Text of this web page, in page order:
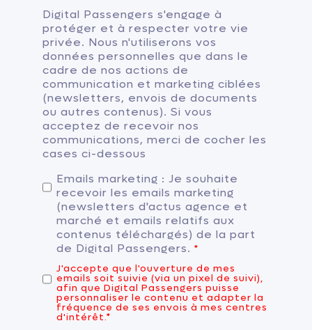
Digital Passengers s'engage à
protéger et à respecter votre vie
privée. Nous n'utiliserons vos
données personnelles que dans le
cadre de nos actions de
communication et marketing ciblées
(newsletters, envois de documents
ou autres contenus). Si vous
acceptez de recevoir nos
communications, merci de cocher les
cases ci-dessous
Emails marketing : Je souhaite
recevoir les emails marketing
(newsletters d'actus agence et
marché et emails relatifs aux
contenus téléchargés) de la part
de Digital Passengers. *
J'accepte que l'ouverture de mes
emails soit suivie (via un pixel de suivi),
afin que Digital Passengers puisse
personnaliser le contenu et adapter la
fréquence de ses envois à mes centres
d'intérêt.*